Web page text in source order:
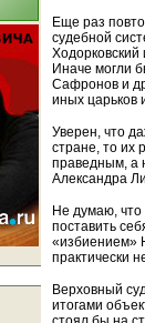
Еще раз
судебной
Иначе могли
Сафронов и
иных царьков
Уверен, что
стране, то их
праведным, а
Александра
Не думаю,
поставить
«избиением»
практически
Верховный
итогами